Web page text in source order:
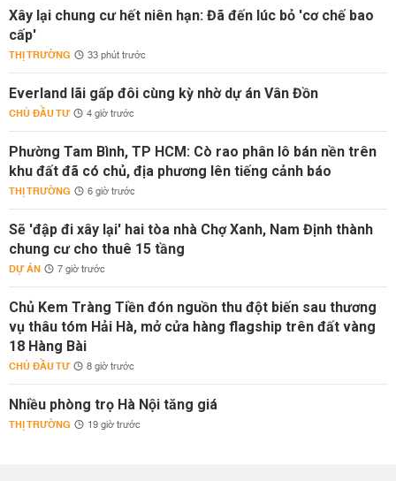
Xây lại chung cư hết niên hạn: Đã đến lúc bỏ 'cơ chế bao
cấp'
THỊ TRƯỜNG 33 phút trước
Everland lãi gấp đôi cùng kỳ nhờ dự án Vân Đồn
CHỦ ĐẦU TƯ 4 giờ trước
Phường Tam Bình, TP HCM: Cò rao phân lô bán nền trên
khu đất đã có chủ, địa phương lên tiếng cảnh báo
THỊ TRƯỜNG 6 giờ trước
Sẽ 'đập đi xây lại' hai tòa nhà Chợ Xanh, Nam Định thành
chung cư cho thuê 15 tầng
DỰ ÁN 7 giờ trước
Chủ Kem Tràng Tiền đón nguồn thu đột biến sau thương
vụ thâu tóm Hải Hà, mở cửa hàng flagship trên đất vàng
18 Hàng Bài
CHỦ ĐẦU TƯ 8 giờ trước
Nhiều phòng trọ Hà Nội tăng giá
THỊ TRƯỜNG 19 giờ trước